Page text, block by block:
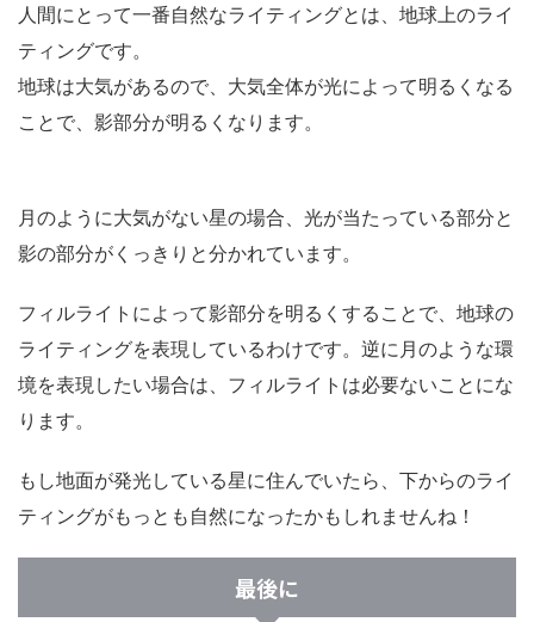
人間にとって一番自然なライティングとは、地球上のライ
ティングです。
地球は大気があるので、大気全体が光によって明るくなる
ことで、影部分が明るくなります。
月のように大気がない星の場合、光が当たっている部分と
影の部分がくっきりと分かれています。
フィルライトによって影部分を明るくすることで、地球の
ライティングを表現しているわけです。逆に月のような環
境を表現したい場合は、フィルライトは必要ないことにな
ります。
もし地面が発光している星に住んでいたら、下からのライ
ティングがもっとも自然になったかもしれませんね！
最後に